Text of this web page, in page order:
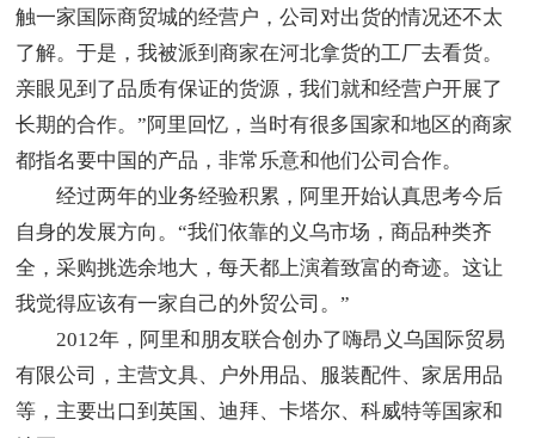
触一家国际商贸城的经营户，公司对出货的情况还不太
了解。于是，我被派到商家在河北拿货的工厂去看货。
亲眼见到了品质有保证的货源，我们就和经营户开展了
长期的合作。”阿里回忆，当时有很多国家和地区的商家
都指名要中国的产品，非常乐意和他们公司合作。
经过两年的业务经验积累，阿里开始认真思考今后
自身的发展方向。“我们依靠的义乌市场，商品种类齐
全，采购挑选余地大，每天都上演着致富的奇迹。这让
我觉得应该有一家自己的外贸公司。”
2012年，阿里和朋友联合创办了嗨昂义乌国际贸易
有限公司，主营文具、户外用品、服装配件、家居用品
等，主要出口到英国、迪拜、卡塔尔、科威特等国家和